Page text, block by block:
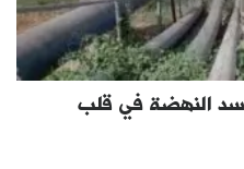
سد النهضة في قلب